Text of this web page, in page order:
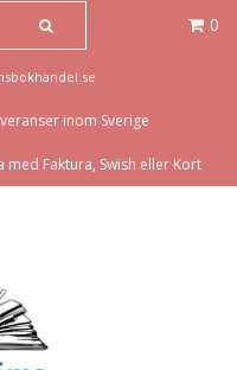
0
inom Sverige
med Faktura, Swish eller Kort